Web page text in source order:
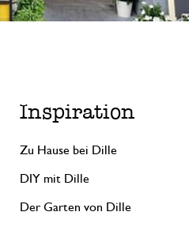
Inspiration
Zu Hause bei Dille
DIY mit Dille
Der Garten von Dille